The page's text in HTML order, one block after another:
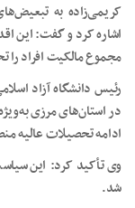
کریمی‌زاده به
اشاره کرد و گفت: این
مجموع مالکیت افراد را
رئیس دانشگاه آزاد
در استان‌های مرزی
ادامه تحصیلات عالیه
وی تأکید کرد: این
شد.